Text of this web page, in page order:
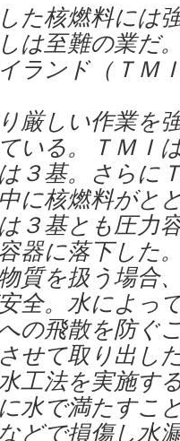
た核燃料には
は至難の業だ
ランド（ＴＭ
厳しい作業を
いる。ＴＭＩ
３基。さらに
に核燃料がと
３基とも圧力
器に落下した
質を扱う場合
全。水によっ
の飛散を防ぐ
せて取り出し
工法を実施す
水で満たすこ
どで損傷し水